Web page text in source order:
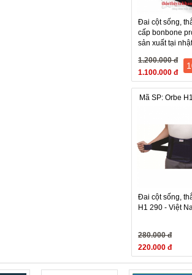
- Giặt bằng
- Không giặt
4. Hướng dẫn
Đai cột sống,
cấp bonbone
sản xuất tại
1.200.000 đ
1.100.000 đ
Mã SP: Orbe H1
Đai cột sống,
H1 290 - Việt
280.000 đ
220.000 đ